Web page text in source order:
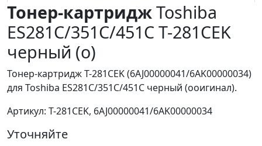
Тонер-картриджToshiba
ES281C/351C/451C T-281CEK
черный (o)
Тонер-картридж T-281CEK (6AJ00000041/6AK00000034)
для Toshiba ES281C/351C/451C черный (oоигинал).
Артикул: T-281CEK, 6AJ00000041/6AK00000034
Уточняйте